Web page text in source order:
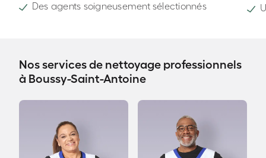
Des agents soigneusement sélectionnés
Nos services de nettoyage professionnels
à Boussy-Saint-Antoine